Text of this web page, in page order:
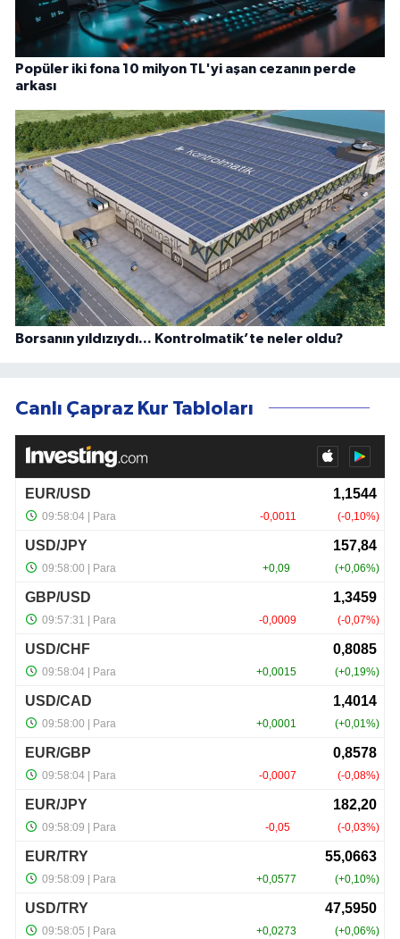
Popüler iki fona 10 milyon TL'yi aşan cezanın perde
arkası
Borsanın yıldızıydı... Kontrolmatik’te neler oldu?
Canlı Çapraz Kur Tabloları